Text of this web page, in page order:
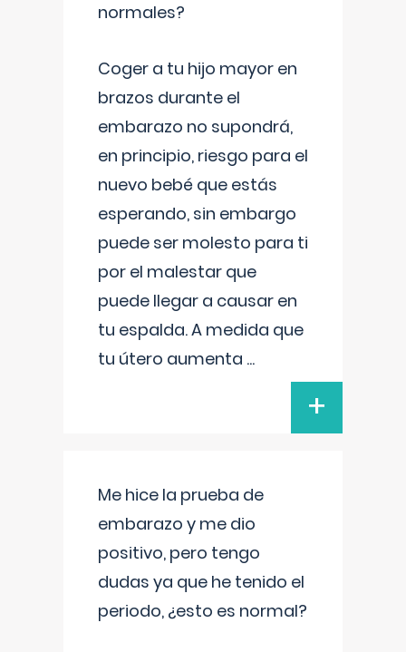
normales?
Coger a tu hijo mayor en
brazos durante el
embarazo no supondrá,
en principio, riesgo para el
nuevo bebé que estás
esperando, sin embargo
puede ser molesto para ti
por el malestar que
puede llegar a causar en
tu espalda. A medida que
tu útero aumenta ...
+
Me hice la prueba de
embarazo y me dio
positivo, pero tengo
dudas ya que he tenido el
periodo, ¿esto es normal?